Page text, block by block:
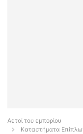
Αετοί του εμπορίου
Καταστήματα